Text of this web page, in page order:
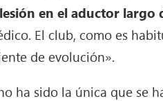
lesión en el aductor largo
El club, como es
de evolución».
ha sido la única que se